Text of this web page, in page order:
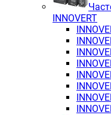
INNOVERT